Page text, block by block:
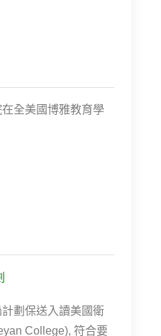
全美國博雅教育學
劃保送入讀美國衛
College), 符合要